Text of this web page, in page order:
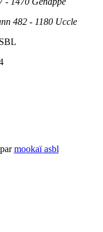
482 - 1180 Uccle
mookaï asbl